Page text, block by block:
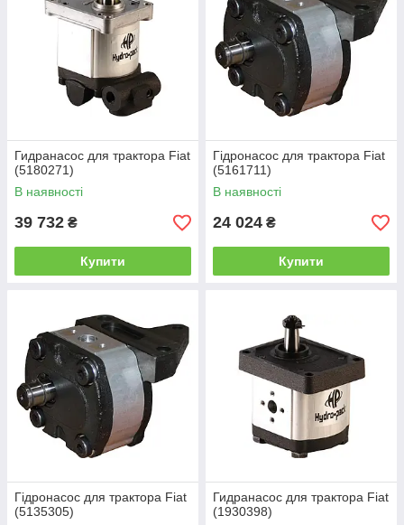
Гидранасос для трактора Fiat
(5180271)
В наявності
39 732 ₴
Купити
Гідронасос для трактора Fiat
(5161711)
В наявності
24 024 ₴
Купити
Гідронасос для трактора Fiat
(5135305)
Гидранасос для трактора Fiat
(1930398)